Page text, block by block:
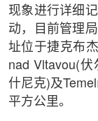
现象进行详细
动，目前管理
址位于捷克布
nad Vltavou(
什尼克)及
平方公里。